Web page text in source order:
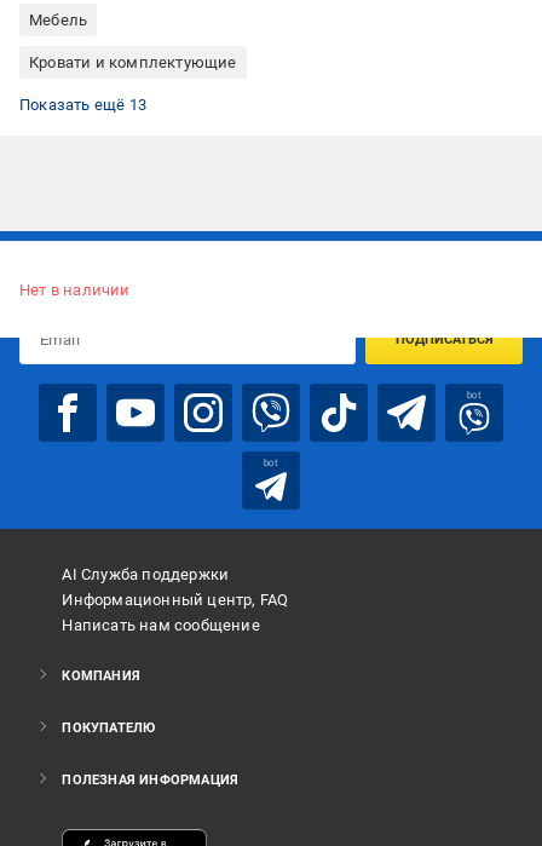
Мебель
Кровати и комплектующие
Текстиль для спальни
Дом и интерьер
Матрасы Pocket Spring
Матрасы SÖNGER und SÖHNE
Матрасы пружинные
Матрасы жесткие
Матрасы средней жесткости
Матрасы белые
Матрасы на независимых пружинах
Матрасы 90x190
Матрасы односпальные
Матрасы на кровать (основные)
Матрасы с кокосовой койрой
Показать ещё 13
Нет в наличии
ПОДПИСАТЬСЯ
bot
bot
AI Служба поддержки
Информационный центр, FAQ
Написать нам сообщение
КОМПАНИЯ
ПОКУПАТЕЛЮ
ПОЛЕЗНАЯ ИНФОРМАЦИЯ